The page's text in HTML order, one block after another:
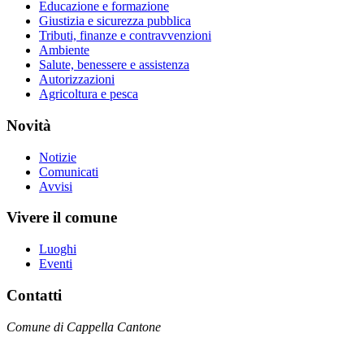
Educazione e formazione
Giustizia e sicurezza pubblica
Tributi, finanze e contravvenzioni
Ambiente
Salute, benessere e assistenza
Autorizzazioni
Agricoltura e pesca
Novità
Notizie
Comunicati
Avvisi
Vivere il comune
Luoghi
Eventi
Contatti
Comune di Cappella Cantone